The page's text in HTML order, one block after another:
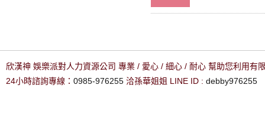
欣漢神 娛樂派對人力資源公司 專業 / 愛心 / 細心 / 耐心 幫助您利用有
24小時諮詢專線： 0985-976255 洽孫華姐姐 LINE ID : debby976255